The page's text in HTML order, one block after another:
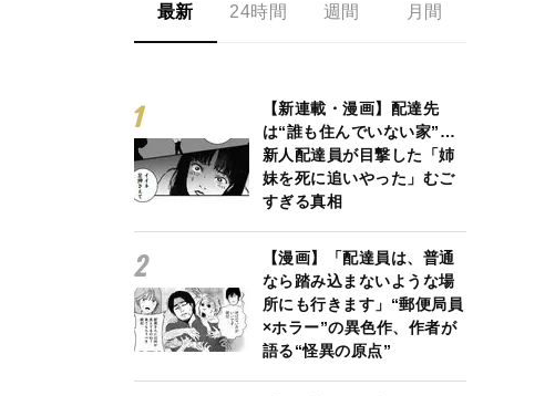
最新 24時間 週間 月間
【新連載・漫画】配達先
は“誰も住んでいない家”…
新人配達員が目撃した「姉
妹を死に追いやった」むご
すぎる真相
【漫画】「配達員は、普通
なら踏み込まないような場
所にも行きます」“郵便局員
×ホラー”の異色作、作者が
語る“怪異の原点”